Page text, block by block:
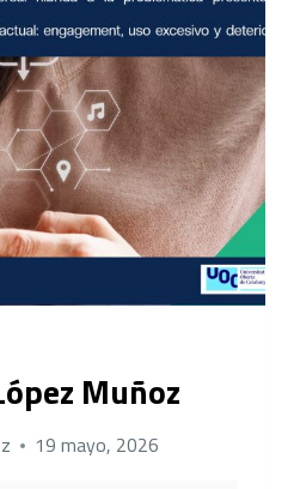
Muñoz
19 mayo, 2026